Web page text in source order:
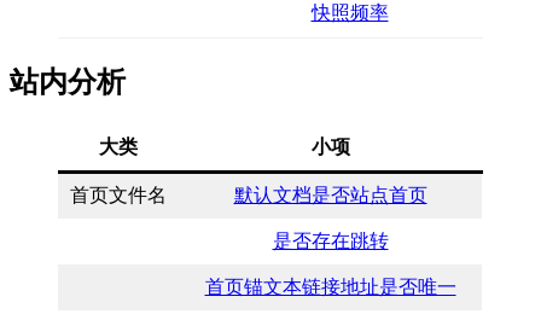
快照频率
站内分析
大类 小项
首页文件名 默认文档是否站点首页
是否存在跳转
首页锚文本链接地址是否唯一